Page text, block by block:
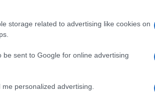
storage related to advertising like cookies on
be sent to Google for online advertising
personalized advertising.
Je
worden beheerd. Er zijn
hardware wallets, paper wallets